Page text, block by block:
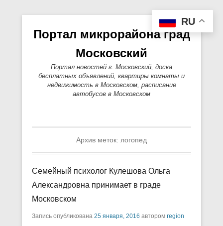
Портал микрорайона град
Московский
Портал новостей г. Московский, доска
бесплатных объявлений, квартиры комнаты и
недвижимость в Московском, расписание
автобусов в Московском
Архив меток: логопед
Cемейный психолог Кулешова Ольга
Александровна принимает в граде
Московском
Запись опубликована 25 января, 2016 автором region
RU